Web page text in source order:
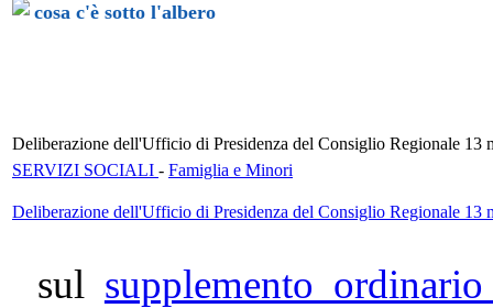
cosa c'è sotto l'albero
Deliberazione dell'Ufficio di Presidenza del Consiglio Regionale 13
SERVIZI SOCIALI - Famiglia e Minori
Deliberazione dell'Ufficio di Presidenza del Consiglio Regionale 13
sul supplemento